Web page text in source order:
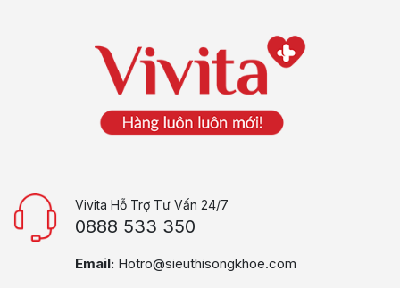
Vivita Hỗ Trợ Tư Vấn 24/7
0888 533 350
Email: Hotro@sieuthisongkhoe.com